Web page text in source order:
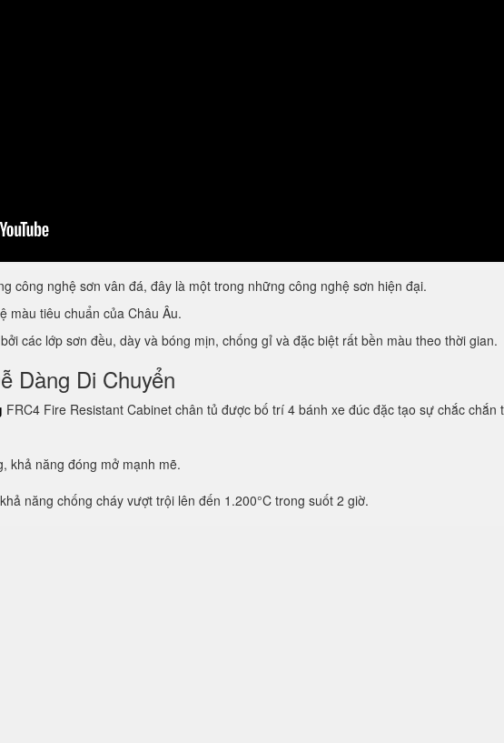
công nghệ sơn vân đá, đây là một trong những công nghệ sơn hiện đại.
màu tiêu chuẩn của Châu Âu.
các lớp sơn đều, dày và bóng mịn, chống gỉ và đặc biệt rất bền màu theo thời gian.
Dàng Di Chuyển
FRC4 Fire Resistant Cabinet chân tủ được bố trí 4 bánh xe đúc đặc tạo sự chắc chắn
khả năng đóng mở mạnh mẽ.
năng chống cháy vượt trội lên đến 1.200°C trong suốt 2 giờ.